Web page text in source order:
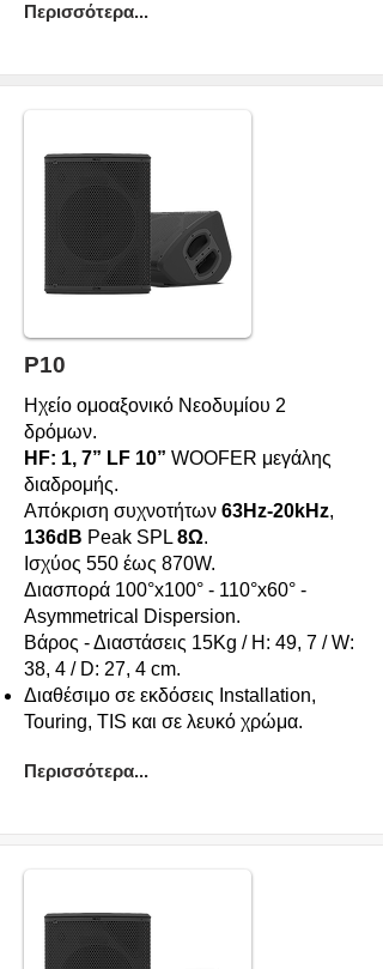
Περισσότερα...
P10
Ηχείο ομοαξονικό Νεοδυμίου 2
δρόμων.
HF: 1, 7” LF 10” WOOFER μεγάλης
διαδρομής.
Απόκριση συχνοτήτων 63Hz-20kHz,
136dB Peak SPL 8Ω.
Ισχύος 550 έως 870W.
Διασπορά 100°x100° - 110°x60° -
Asymmetrical Dispersion.
Βάρος - Διαστάσεις 15Kg / Η: 49, 7 / W:
38, 4 / D: 27, 4 cm.
Διαθέσιμο σε εκδόσεις Installation,
Touring, TIS και σε λευκό χρώμα.
Περισσότερα...